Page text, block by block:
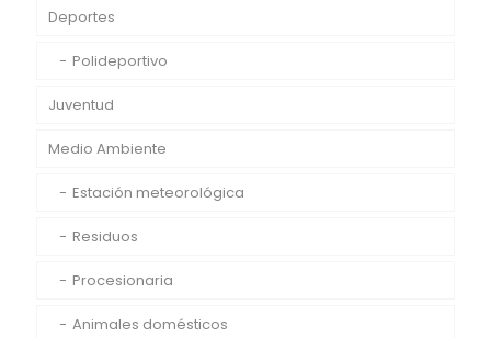
Deportes
Polideportivo
Juventud
Medio Ambiente
Estación meteorológica
Residuos
Procesionaria
Animales domésticos